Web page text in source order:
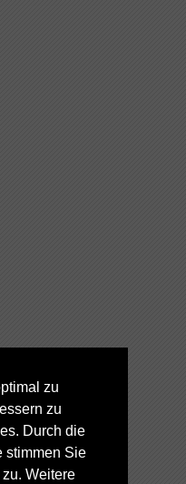
zu
zu
Durch die
stimmen Sie
Weitere